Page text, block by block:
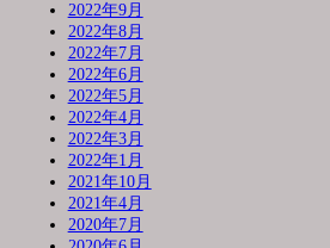
2022年9月
2022年8月
2022年7月
2022年6月
2022年5月
2022年4月
2022年3月
2022年1月
2021年10月
2021年4月
2020年7月